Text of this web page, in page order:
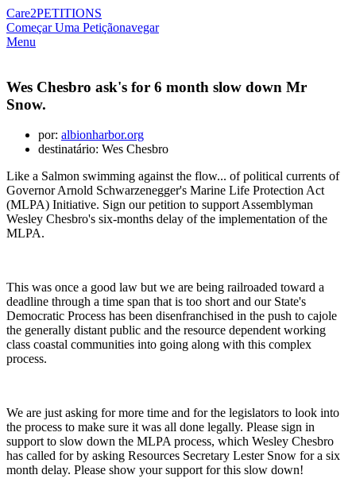
Care2PETITIONS
Começar Uma Petiçãonavegar
Menu
Wes Chesbro ask's for 6 month slow down Mr
Snow.
por: albionharbor.org
destinatário: Wes Chesbro
Like a Salmon swimming against the flow... of political currents of
Governor Arnold Schwarzenegger's Marine Life Protection Act
(MLPA) Initiative. Sign our petition to support Assemblyman
Wesley Chesbro's six-months delay of the implementation of the
MLPA.
This was once a good law but we are being railroaded toward a
deadline through a time span that is too short and our State's
Democratic Process has been disenfranchised in the push to cajole
the generally distant public and the resource dependent working
class coastal communities into going along with this complex
process.
We are just asking for more time and for the legislators to look into
the process to make sure it was all done legally. Please sign in
support to slow down the MLPA process, which Wesley Chesbro
has called for by asking Resources Secretary Lester Snow for a six
month delay. Please show your support for this slow down!